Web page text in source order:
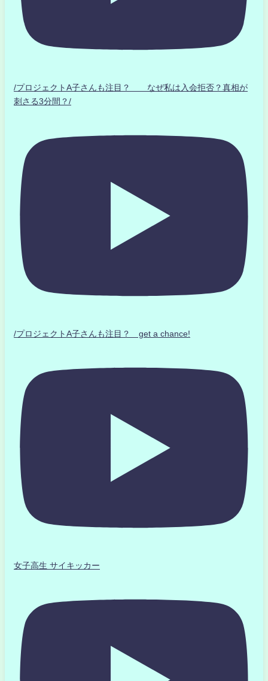
/プロジェクトA子さんも注目？ なぜ私は入会拒否？真相が
刺さる3分間？/
/プロジェクトA子さんも注目？ get a chance!
女子高生 サイキッカー